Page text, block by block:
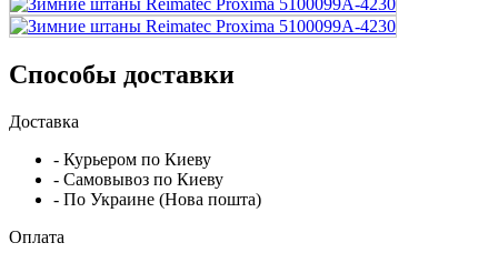
Способы доставки
Доставка
- Курьером по Киеву
- Самовывоз по Киеву
- По Украине (Нова пошта)
Оплата